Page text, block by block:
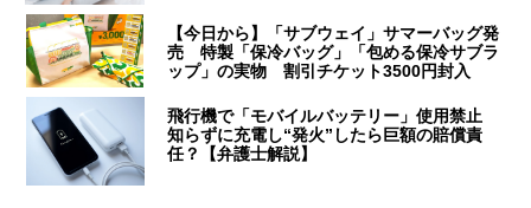
【今日から】「サブウェイ」サマーバッグ発
売 特製「保冷バッグ」「包める保冷サブラ
ップ」の実物 割引チケット3500円封入
飛行機で「モバイルバッテリー」使用禁止
知らずに充電し“発火”したら巨額の賠償責
任？【弁護士解説】